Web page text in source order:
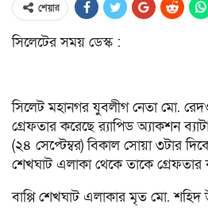
শেয়ার
সিলেটের সময় ডেস্ক :
সিলেটমহানগর যুবলীগ নেতা মো.
গ্রেফতার করেছে র‍্যাপিড অ্যাকশন
(২৪ সেপ্টেম্বর) বিকাল সোয়া ৩টার
শেখঘাট এলাকা থেকে তাকে গ্রেফতার
বাপ্পি শেখঘাট এলাকার মৃত মো. শহিদ